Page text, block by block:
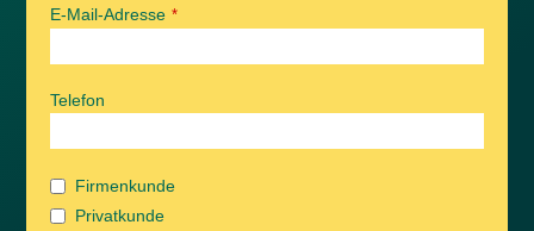
E-Mail-Adresse *
Telefon
Firmenkunde
Privatkunde